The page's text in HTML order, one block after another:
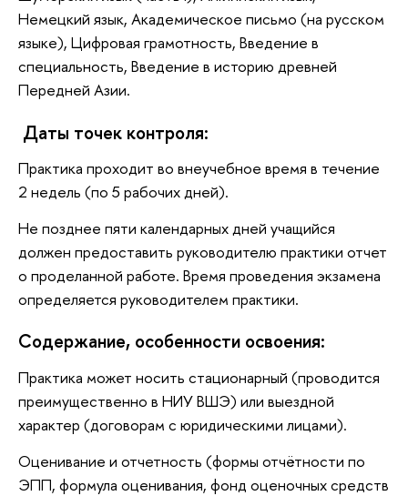
Немецкий язык, Академическое письмо (на русском
языке), Цифровая грамотность, Введение в
специальность, Введение в историю древней
Передней Азии.
Даты точек контроля:
Практика проходит во внеучебное время в течение
2 недель (по 5 рабочих дней).
Не позднее пяти календарных дней учащийся
должен предоставить руководителю практики отчет
о проделанной работе. Время проведения экзамена
определяется руководителем практики.
Содержание, особенности освоения:
Практика может носить стационарный (проводится
преимущественно в НИУ ВШЭ) или выездной
характер (договорам с юридическими лицами).
Оценивание и отчетность (формы отчётности по
ЭПП, формула оценивания, фонд оценочных средств